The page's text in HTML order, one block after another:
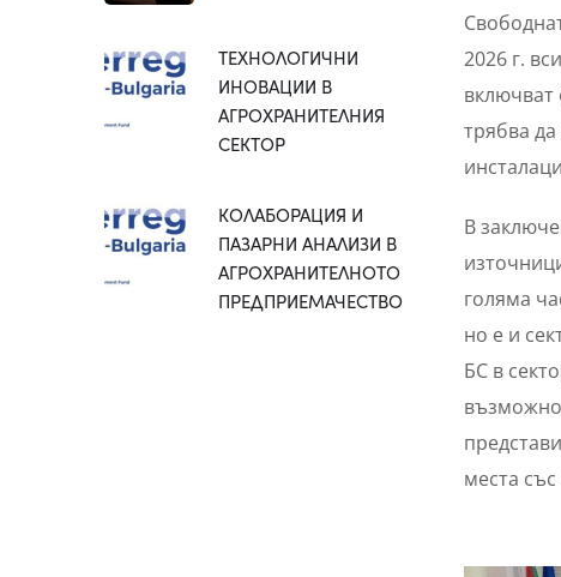
2026 г.
включват
трябва
В
голяма
но е и
БС в
места
ТЕХНОЛОГИЧНИ
ИНОВАЦИИ В
АГРОХРАНИТЕЛНИЯ
СЕКТОР
КОЛАБОРАЦИЯ И
ПАЗАРНИ АНАЛИЗИ В
АГРОХРАНИТЕЛНОТО
ПРЕДПРИЕМАЧЕСТВО